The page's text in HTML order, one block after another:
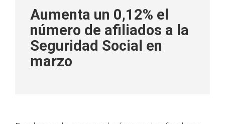
Aumenta un 0,12% el
número de afiliados a la
Seguridad Social en
marzo